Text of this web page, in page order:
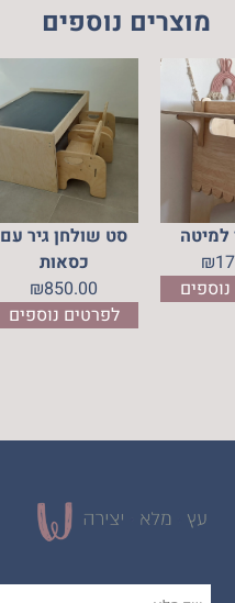
מוצרים נוספים
סט שולחן גיר עם
כסאות
₪850.00
לפרטים נוספים
₪